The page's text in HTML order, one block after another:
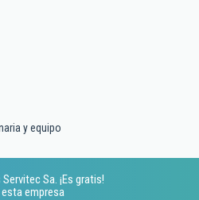
y equipo
Sa. ¡Es gratis!
empresa